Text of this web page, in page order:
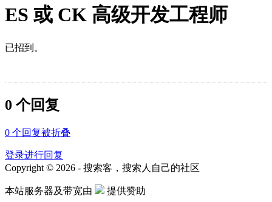
ES 或 CK 高级开发工程师
已招到。
0 个回复
0 个回复被折叠
登录进行回复
Copyright © 2026 - 搜索客，搜索人自己的社区
本站服务器及带宽由 提供赞助